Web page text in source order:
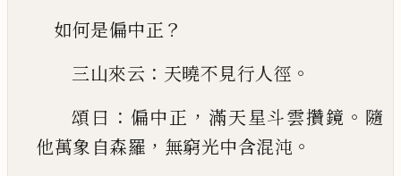
如何是偏中正 ？
三山來云 ： 天曉不見行人徑 。
頌曰 ： 偏中正 ， 滿天星斗雲攢鏡 。 隨
他萬象自森羅 ， 無窮光中含混沌 。